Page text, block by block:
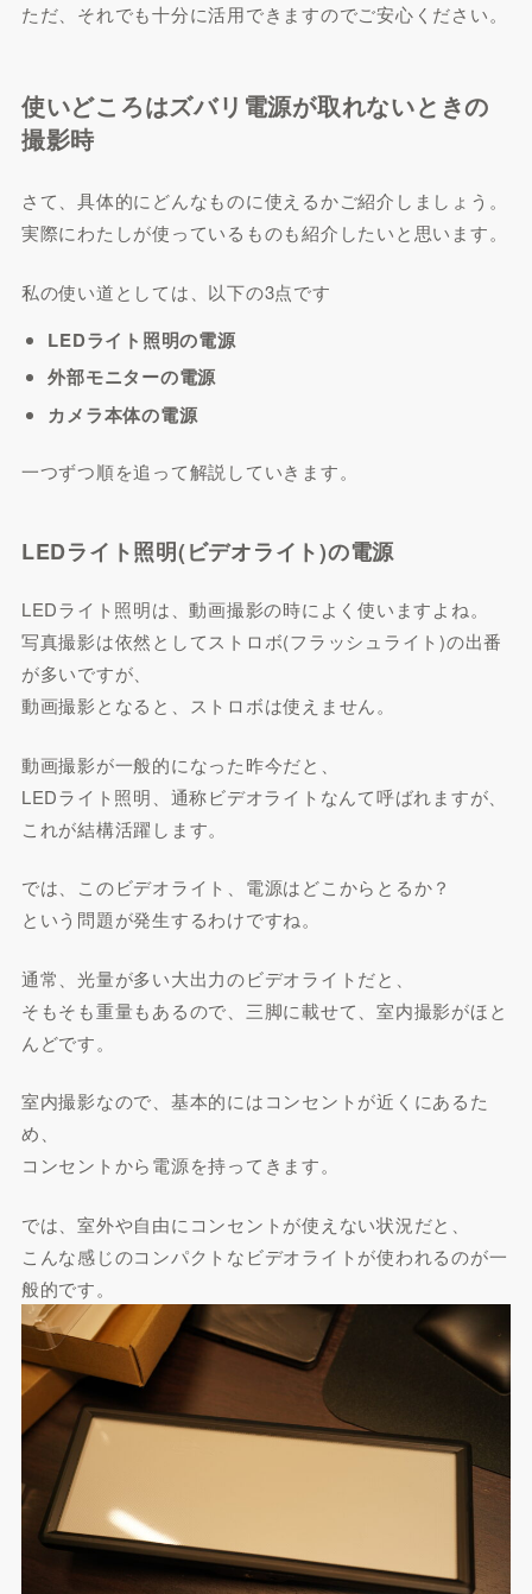
ただ、それでも十分に活用できますのでご安心ください。
使いどころはズバリ電源が取れないときの
撮影時
さて、具体的にどんなものに使えるかご紹介しましょう。
実際にわたしが使っているものも紹介したいと思います。
私の使い道としては、以下の3点です
LEDライト照明の電源
外部モニターの電源
カメラ本体の電源
一つずつ順を追って解説していきます。
LEDライト照明(ビデオライト)の電源
LEDライト照明は、動画撮影の時によく使いますよね。
写真撮影は依然としてストロボ(フラッシュライト)の出番
が多いですが、
動画撮影となると、ストロボは使えません。
動画撮影が一般的になった昨今だと、
LEDライト照明、通称ビデオライトなんて呼ばれますが、
これが結構活躍します。
では、このビデオライト、電源はどこからとるか？
という問題が発生するわけですね。
通常、光量が多い大出力のビデオライトだと、
そもそも重量もあるので、三脚に載せて、室内撮影がほと
んどです。
室内撮影なので、基本的にはコンセントが近くにあるた
め、
コンセントから電源を持ってきます。
では、室外や自由にコンセントが使えない状況だと、
こんな感じのコンパクトなビデオライトが使われるのが一
般的です。